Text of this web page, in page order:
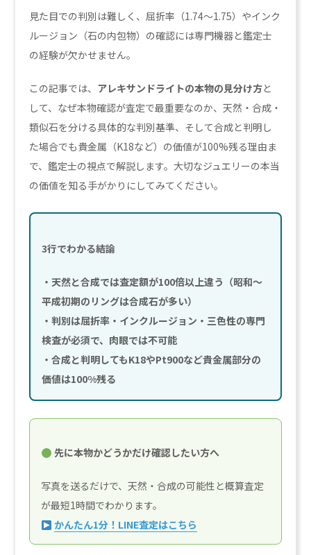
見た目での判別は難しく、屈折率（1.74〜1.75）やインク
ルージョン（石の内包物）の確認には専門機器と鑑定士
の経験が欠かせません。
この記事では、 アレキサンドライトの本物の見分け方と
して、なぜ本物確認が査定で最重要なのか、天然・合成・
類似石を分ける具体的な判別基準、そして合成と判明し
た場合でも貴金属（K18など）の価値が100%残る理由ま
で、鑑定士の視点で解説します。大切なジュエリーの本当
の価値を知る手がかりにしてみてください。
3行でわかる結論
・天然と合成では査定額が100倍以上違う（昭和〜
平成初期のリングは合成石が多い）
・判別は屈折率・インクルージョン・三色性の専門
検査が必須で、肉眼では不可能
・合成と判明してもK18やPt900など貴金属部分の
価値は100%残る
先に本物かどうかだけ確認したい方へ
写真を送るだけで、天然・合成の可能性と概算査定
が最短1時間でわかります。
かんたん1分！LINE査定はこちら